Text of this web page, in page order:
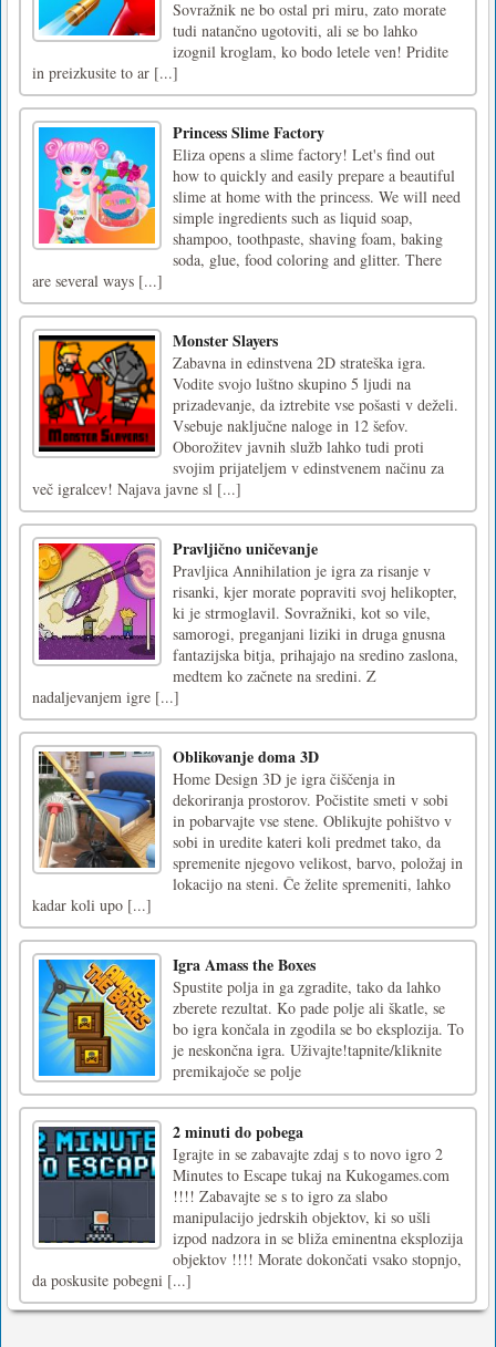
Sovražnik ne bo ostal pri miru, zato morate
tudi natančno ugotoviti, ali se bo lahko
izognil kroglam, ko bodo letele ven! Pridite
in preizkusite to ar [...]
Princess Slime Factory
Eliza opens a slime factory! Let's find out
how to quickly and easily prepare a beautiful
slime at home with the princess. We will need
simple ingredients such as liquid soap,
shampoo, toothpaste, shaving foam, baking
soda, glue, food coloring and glitter. There
are several ways [...]
Monster Slayers
Zabavna in edinstvena 2D strateška igra.
Vodite svojo luštno skupino 5 ljudi na
prizadevanje, da iztrebite vse pošasti v deželi.
Vsebuje naključne naloge in 12 šefov.
Oborožitev javnih služb lahko tudi proti
svojim prijateljem v edinstvenem načinu za
več igralcev! Najava javne sl [...]
Pravljično uničevanje
Pravljica Annihilation je igra za risanje v
risanki, kjer morate popraviti svoj helikopter,
ki je strmoglavil. Sovražniki, kot so vile,
samorogi, preganjani liziki in druga gnusna
fantazijska bitja, prihajajo na sredino zaslona,
medtem ko začnete na sredini. Z
nadaljevanjem igre [...]
Oblikovanje doma 3D
Home Design 3D je igra čiščenja in
dekoriranja prostorov. Počistite smeti v sobi
in pobarvajte vse stene. Oblikujte pohištvo v
sobi in uredite kateri koli predmet tako, da
spremenite njegovo velikost, barvo, položaj in
lokacijo na steni. Če želite spremeniti, lahko
kadar koli upo [...]
Igra Amass the Boxes
Spustite polja in ga zgradite, tako da lahko
zberete rezultat. Ko pade polje ali škatle, se
bo igra končala in zgodila se bo eksplozija. To
je neskončna igra. Uživajte!tapnite/kliknite
premikajoče se polje
2 minuti do pobega
Igrajte in se zabavajte zdaj s to novo igro 2
Minutes to Escape tukaj na Kukogames.com
!!!! Zabavajte se s to igro za slabo
manipulacijo jedrskih objektov, ki so ušli
izpod nadzora in se bliža eminentna eksplozija
objektov !!!! Morate dokončati vsako stopnjo,
da poskusite pobegni [...]